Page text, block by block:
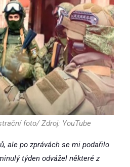
foto/ Zdroj: YouTube
ale po zprávách se mi podařilo
týden odvážel některé z